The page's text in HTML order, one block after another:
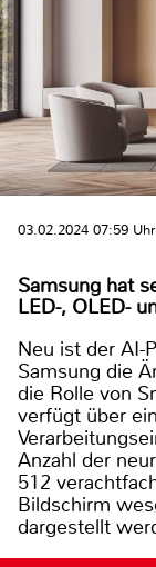
03.02.2024 07:59
Samsung hat
LED-, OLED-
Neu ist der AI-
Samsung die
die Rolle von
verfügt über
Anzahl der
512
Bildschirm
dargestellt